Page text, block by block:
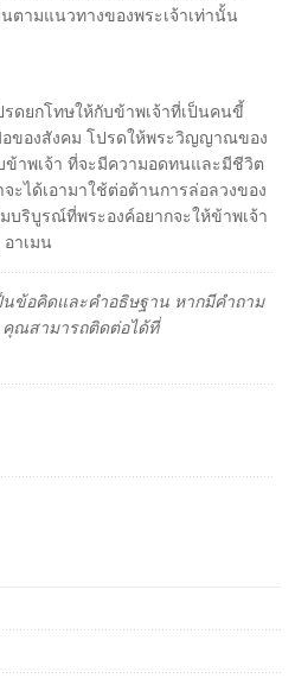
ตามแนวทางของพระเจ้าเท่านั้น
ดยกโทษให้กับข้าพเจ้าที่เป็นคนขี้
ของสังคม โปรดให้พระวิญญาณของ
ข้าพเจ้า ที่จะมีความอดทนและมีชีวิต
จะได้เอามาใช้ต่อต้านการล่อลวงของ
ริบูรณ์ที่พระองค์อยากจะให้ข้าพเจ้า
าเมน
นข้อคิดและคำอธิษฐาน หากมีคำถาม
คุณสามารถติดต่อได้ที่